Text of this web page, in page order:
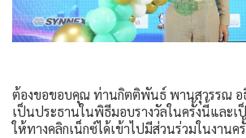
ต้องขอขอบคุณ ท่านกิตติพันธ์ พานสุวรรณ อ
เป็นประธานในพิธีมอบรางวัลในครั้งนี้และเ
ให้ทางคลิกเน็กซ์ได้เข้าไปมีส่วนร่วมในงานค